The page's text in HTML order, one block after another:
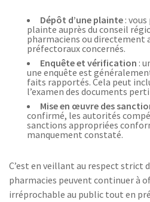
Dépôt d’une plainte :
plainte auprès du conseil
pharmaciens ou directement
préfectoraux concernés.
Enquête et vérification :
une enquête est
faits rapportés. Cela peut
l’examen des documents
Mise en œuvre des
confirmé, les autorités
sanctions appropriées
manquement constaté.
C’est en veillant au respect strict
pharmacies peuvent continuer à
irréprochable au public tout en